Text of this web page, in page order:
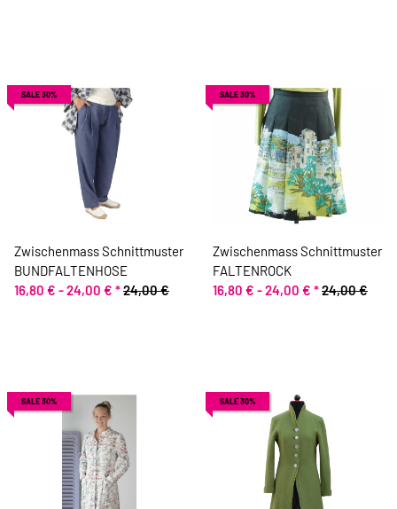
SALE 30%
Zwischenmass Schnittmuster
BUNDFALTENHOSE
16,80 € -24,00 € *24,00 €
SALE 30%
Zwischenmass Schnittmuster
FALTENROCK
16,80 € -24,00 € *24,00 €
SALE 30% SALE 30%